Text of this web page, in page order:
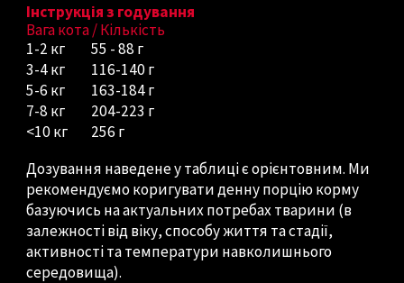
Інструкція з годування
Вага кота / Кількість
1-2 кг
55 - 88 г
3-4кг
116-140 г
5-6кг
163-184 г
7-8 кг
204-223 г
<10 кг
256 г
Дозування наведене у таблиці є орієнтовним. Ми
рекомендуємо коригувати денну порцію корму
базуючись на актуальних потребах тварини (в
залежності від віку, способу життя та стадії,
активності та температури навколишнього
середовища).